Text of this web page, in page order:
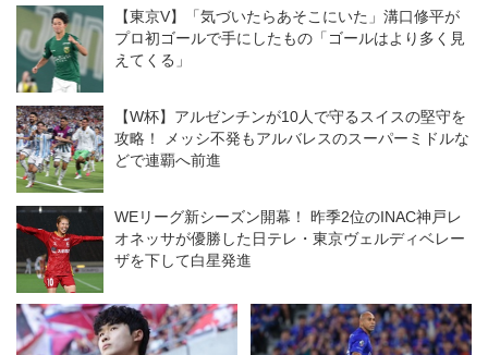
【東京V】「気づいたらあそこにいた」溝口修平が
プロ初ゴールで手にしたもの「ゴールはより多く見
えてくる」
【W杯】アルゼンチンが10人で守るスイスの堅守を
攻略！ メッシ不発もアルバレスのスーパーミドルな
どで連覇へ前進
WEリーグ新シーズン開幕！ 昨季2位のINAC神戸レ
オネッサが優勝した日テレ・東京ヴェルディベレー
ザを下して白星発進